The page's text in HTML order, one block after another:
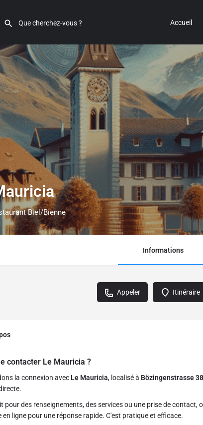
Accueil
Biel/Bienne
Informations
Appeler Itinéraire
contacter Le Mauricia ?
la connexion avec Le Mauricia, localisé à Bözingenstrasse 38
pour des renseignements, des services ou une prise de contact,
ligne pour une réponse rapide. C'est pratique et efficace.